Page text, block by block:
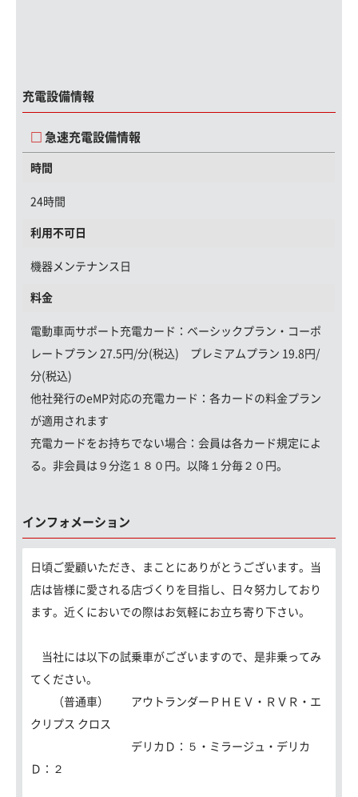
充電設備情報
急速充電設備情報
時間
24時間
利用不可日
機器メンテナンス日
料金
電動車両サポート充電カード ：ベーシックプラン・コーポ
レートプラン 27.5円/分(税込) プレミアムプラン 19.8円/
分(税込)
他社発行のeMP対応の充電カード：各カードの料金プラン
が適用されます
充電カードをお持ちでない場合：会員は各カード規定によ
る。非会員は９分迄１８０円。以降１分毎２０円。
インフォメーション
日頃ご愛顧いただき、まことにありがとうございます。当
店は皆様に愛される店づくりを目指し、日々努力しており
ます。近くにおいでの際はお気軽にお立ち寄り下さい。
当社には以下の試乗車がございますので、是非乗ってみ
てください。
（普通車） アウトランダーＰＨＥＶ・ＲＶＲ・エ
クリプス クロス
デリカＤ：５・ミラージュ・デリカ
Ｄ：２